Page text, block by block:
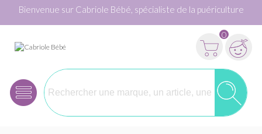
Bienvenue sur Cabriole Bébé, spécialiste de la puériculture
0